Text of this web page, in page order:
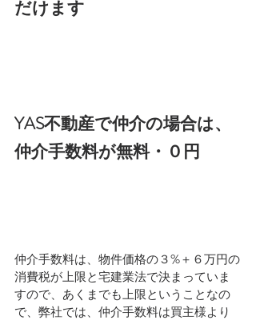
だけます
YAS不動産で仲介の場合は、
仲介手数料が無料・０円
仲介手数料は、物件価格の３%＋６万円の
消費税が上限と宅建業法で決まっていま
すので、あくまでも上限ということなの
で、弊社では、仲介手数料は買主様より